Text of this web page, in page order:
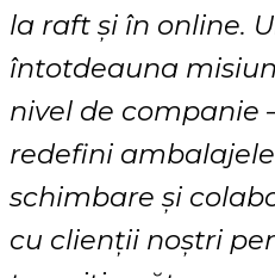
la raft și în online.
întotdeauna
nivel de companie
redefini
schimbare și
cu clienții noștri